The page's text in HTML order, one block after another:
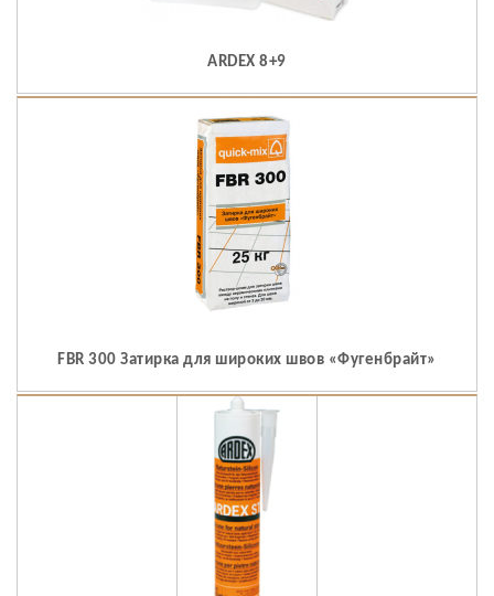
ARDEX 8+9
FBR 300 Затирка для широких швов «Фугенбрайт»